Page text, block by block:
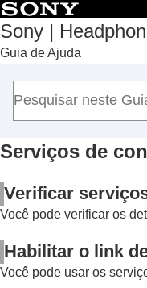
Sony |
Guia de Ajuda
Início
Introdução
Como usar
Sobre o
Vendo
Serviços de
Verificar
Você pode verificar os
Habilitar o link
Você pode usar os